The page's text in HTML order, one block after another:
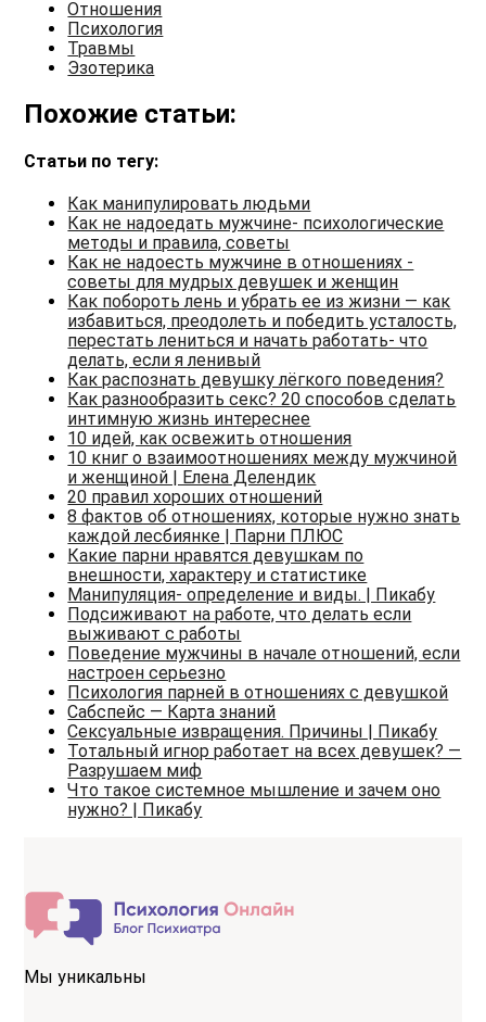
Отношения
Психология
Травмы
Эзотерика
Похожие статьи:
Статьи по тегу:
Как манипулировать людьми
Как не надоедать мужчине- психологические
методы и правила, советы
Как не надоесть мужчине в отношениях -
советы для мудрых девушек и женщин
Как побороть лень и убрать ее из жизни — как
избавиться, преодолеть и победить усталость,
перестать лениться и начать работать- что
делать, если я ленивый
Как распознать девушку лёгкого поведения?
Как разнообразить секс? 20 способов сделать
интимную жизнь интереснее
10 идей, как освежить отношения
10 книг о взаимоотношениях между мужчиной
и женщиной | Елена Делендик
20 правил хороших отношений
8 фактов об отношениях, которые нужно знать
каждой лесбиянке | Парни ПЛЮС
Какие парни нравятся девушкам по
внешности, характеру и статистике
Манипуляция- определение и виды. | Пикабу
Подсиживают на работе, что делать если
выживают с работы
Поведение мужчины в начале отношений, если
настроен серьезно
Психология парней в отношениях с девушкой
Сабспейс — Карта знаний
Сексуальные извращения. Причины | Пикабу
Тотальный игнор работает на всех девушек? —
Разрушаем миф
Что такое системное мышление и зачем оно
нужно? | Пикабу
Мы уникальны